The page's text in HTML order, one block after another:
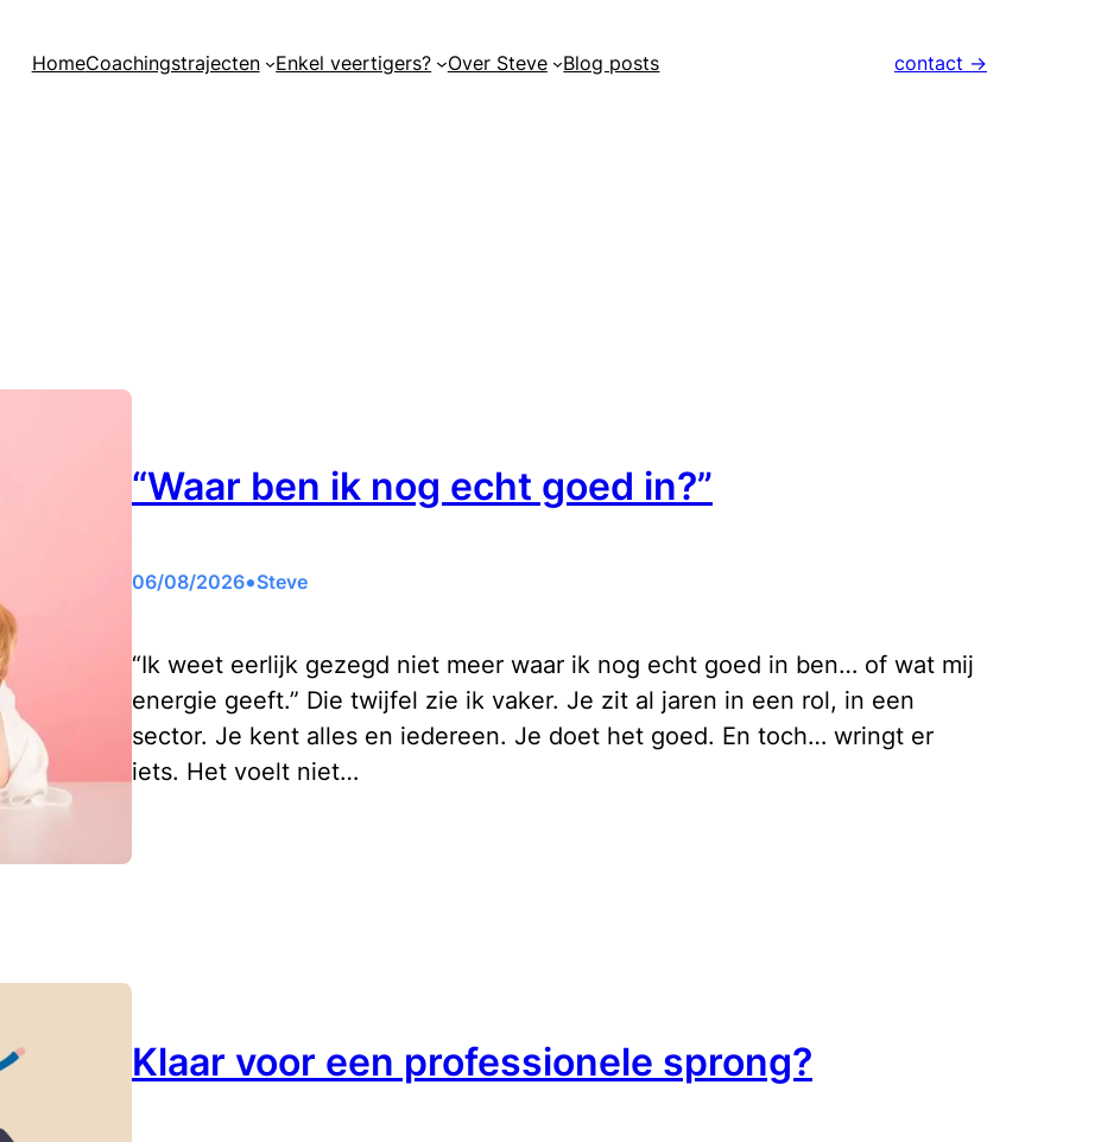
HomeCoachingstrajecten Enkel veertigers? Over Steve Blog posts contact ->
“Waar ben ik nog echt goed in?”
06/08/2026•Steve
“Ik weet eerlijk gezegd niet meer waar ik nog echt goed in ben… of wat mij
energie geeft.” Die twijfel zie ik vaker. Je zit al jaren in een rol, in een
sector. Je kent alles en iedereen. Je doet het goed. En toch… wringt er
iets. Het voelt niet…
Klaar voor een professionele sprong?